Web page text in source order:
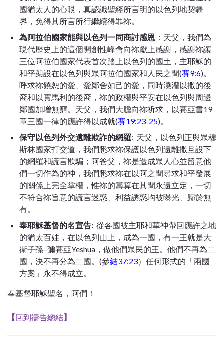
國猶太人的心眼，真認識聖經所言明的以色列地契疆
界，免得其所言所行繼續得罪祢。
為阿拉伯國家能與以色列一同商討感恩 ：天父，我們為
現代歷史上的這個開創性峰會向祢獻上感謝，感謝祢讓
三位阿拉伯國家代表首次踏上以色列的國土，主耶穌的
和平架設在以色列與眾阿拉伯國家和人民之間(賽9:6)。
呼求祢饒恕的愛、愛鄰舍如己的愛，同時澆灌以撒的後
裔和以實馬利的後裔，祢的政權與平安在以色列與周邊
鄰國加增無窮。天父，我們大膽向祢祈求，以賽亞書19
章三國一律的應許得以成就(賽19:23-25)。
保守以色列外交遠離欺詐的網羅: 天父，以色列正與眾穆
斯林國家打交道，我們懇求祢保護以色列遠離撒旦設下
的網羅和謊言欺騙；阿爸父，祢是造成眾人心並留意他
們一切作為的神，我們懇求祢在以阿之間尋求和平發展
的關係上完全掌權，惟祢的籌算在其間永遠立定，一切
不符合祢旨意的謊言迷惑、利益誘惑均被曝光、歸於無
有。
奉耶穌基督的名宣告: 從各國被主耶和華神帶回應許之地
的猶太百娃，在以色列山上，成為一國，有一王就是大
衛子孫–彌賽亞Yeshua，做他們眾民的王。他們不再為二
國，決不再分為二國。(參結37:23）任何形式的「兩國
方案」永不得成立。
奉基督耶穌聖名，阿們！
【回到禱告總結】